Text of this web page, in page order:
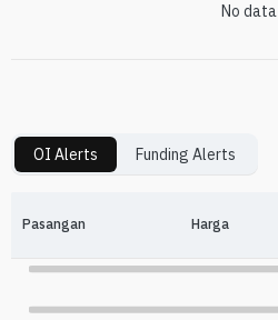
No data
OI Alerts Funding Alerts
Pasangan Harga